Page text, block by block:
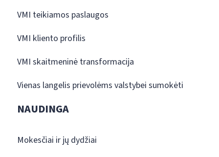
VMI teikiamos paslaugos
VMI kliento profilis
VMI skaitmeninė transformacija
Vienas langelis prievolėms valstybei sumokėti
NAUDINGA
Mokesčiai ir jų dydžiai